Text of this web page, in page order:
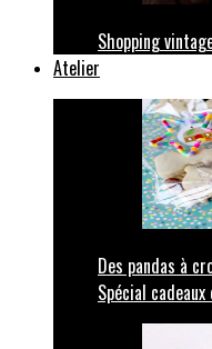
Shopping
Atelier
Des pandas à
Spécial